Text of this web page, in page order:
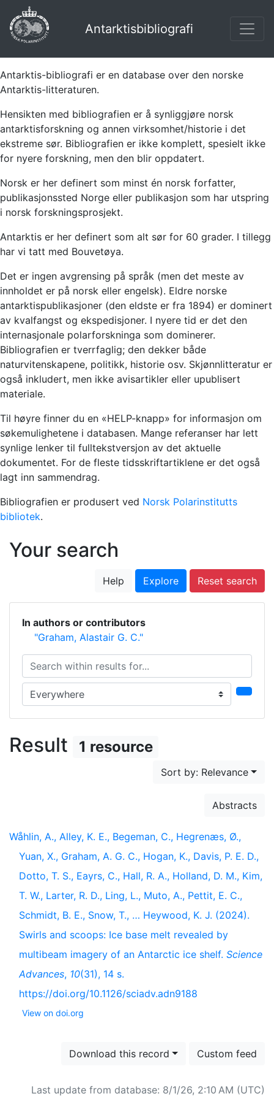
Antarktisbibliografi
Antarktis-bibliografi er en database over den norske
Antarktis-litteraturen.
Hensikten med bibliografien er å synliggjøre norsk
antarktisforskning og annen virksomhet/historie i det
ekstreme sør. Bibliografien er ikke komplett, spesielt ikke
for nyere forskning, men den blir oppdatert.
Norsk er her definert som minst én norsk forfatter,
publikasjonssted Norge eller publikasjon som har utspring
i norsk forskningsprosjekt.
Antarktis er her definert som alt sør for 60 grader. I tillegg
har vi tatt med Bouvetøya.
Det er ingen avgrensing på språk (men det meste av
innholdet er på norsk eller engelsk). Eldre norske
antarktispublikasjoner (den eldste er fra 1894) er dominert
av kvalfangst og ekspedisjoner. I nyere tid er det den
internasjonale polarforskninga som dominerer.
Bibliografien er tverrfaglig; den dekker både
naturvitenskapene, politikk, historie osv. Skjønnlitteratur er
også inkludert, men ikke avisartikler eller upublisert
materiale.
Til høyre finner du en «HELP-knapp» for informasjon om
søkemulighetene i databasen. Mange referanser har lett
synlige lenker til fulltekstversjon av det aktuelle
dokumentet. For de fleste tidsskriftartiklene er det også
lagt inn sammendrag.
Bibliografien er produsert ved Norsk Polarinstitutts
bibliotek.
Your search
Help Explore Reset search
In authors or contributors
"Graham, Alastair G. C."
Search within results for...
Search in...
Result 1 resource
Sort by: Relevance
Abstracts
Wåhlin, A., Alley, K. E., Begeman, C., Hegrenæs, Ø.,
Yuan, X., Graham, A. G. C., Hogan, K., Davis, P. E. D.,
Dotto, T. S., Eayrs, C., Hall, R. A., Holland, D. M., Kim,
T. W., Larter, R. D., Ling, L., Muto, A., Pettit, E. C.,
Schmidt, B. E., Snow, T., … Heywood, K. J. (2024).
Swirls and scoops: Ice base melt revealed by
multibeam imagery of an Antarctic ice shelf. Science
Advances, 10(31), 14 s.
https://doi.org/10.1126/sciadv.adn9188
View on doi.org
Download this record Custom feed
Last update from database: 8/1/26, 2:10 AM (UTC)